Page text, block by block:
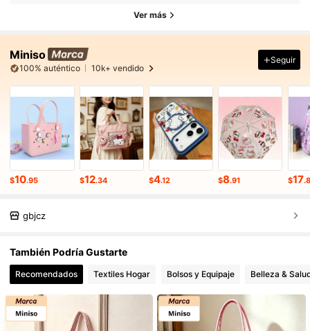
Ver más
Miniso
100% auténtico 10k+ vendido
Seguir
$10.95 $12.34 $4.12 $8.91 $17
gbjcz
También Podría Gustarte
Recomendados Textiles Hogar Bolsos y Equipaje Belleza &